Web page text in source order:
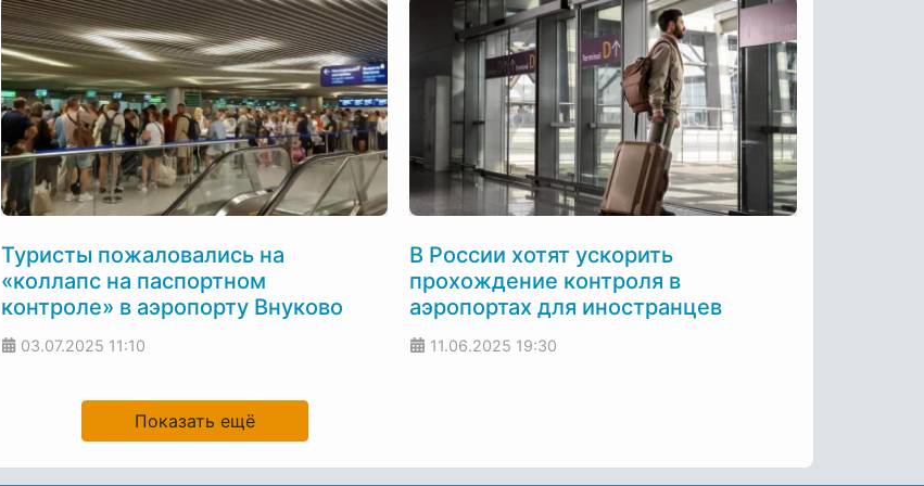
Туристы пожаловались на
«коллапс на паспортном
контроле» в аэропорту Внуково
03.07.2025 11:10
В России хотят ускорить
прохождение контроля в
аэропортах для иностранцев
11.06.2025 19:30
Показать ещё